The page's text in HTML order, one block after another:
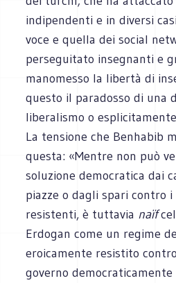
indipendenti e in diversi
voce e quella dei social
perseguitato insegnanti e
manomesso la libertà di
questo il paradosso di una
liberalismo o
La tensione che Benhabib
questa: «Mentre non può
soluzione democratica dai
piazze o dagli spari contro
resistenti, è tuttavia naïf
Erdogan come un regime
eroicamente resistito
governo